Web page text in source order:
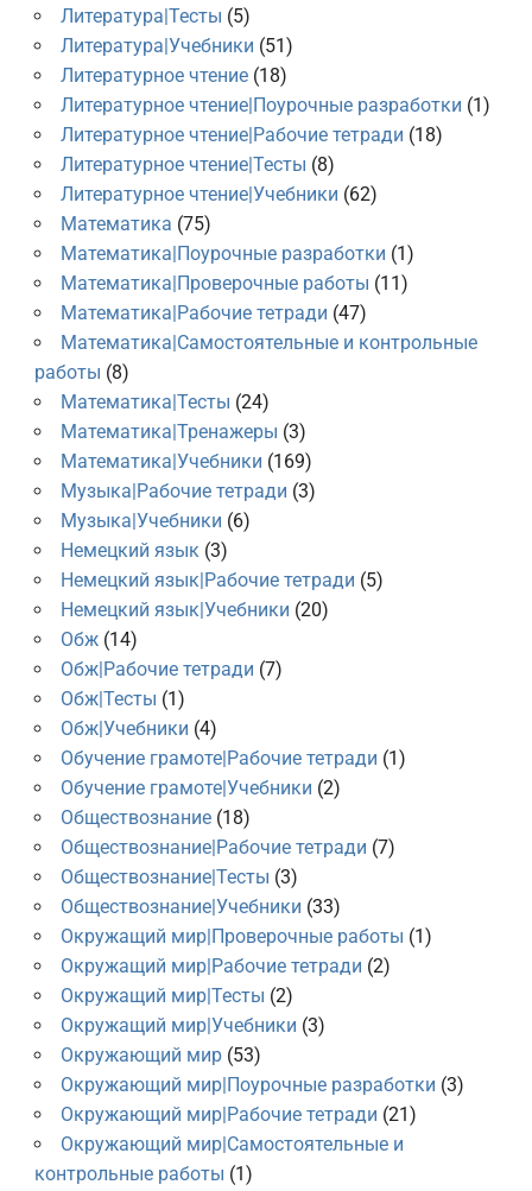
Литература|Тесты (5)
Литература|Учебники (51)
Литературное чтение(18)
Литературное чтение|Поурочные разработки (1)
Литературное чтение|Рабочие тетради (18)
Литературное чтение|Тесты (8)
Литературное чтение|Учебники (62)
Математика (75)
Математика|Поурочные разработки (1)
Математика|Проверочные работы (11)
Математика|Рабочие тетради (47)
Математика|Самостоятельные и контрольные
работы (8)
Математика|Тесты (24)
Математика|Тренажеры (3)
Математика|Учебники (169)
Музыка|Рабочие тетради (3)
Музыка|Учебники (6)
Немецкий язык(3)
Немецкий язык|Рабочие тетради (5)
Немецкий язык|Учебники (20)
Обж(14)
Обж|Рабочие тетради (7)
Обж|Тесты (1)
Обж|Учебники (4)
Обучение грамоте|Рабочие тетради (1)
Обучение грамоте|Учебники (2)
Обществознание(18)
Обществознание|Рабочие тетради (7)
Обществознание|Тесты (3)
Обществознание|Учебники (33)
Окружащий мир|Проверочные работы (1)
Окружащий мир|Рабочие тетради (2)
Окружащий мир|Тесты (2)
Окружащий мир|Учебники (3)
Окружающий мир(53)
Окружающий мир|Поурочные разработки (3)
Окружающий мир|Рабочие тетради (21)
Окружающий мир|Самостоятельные и
контрольные работы (1)